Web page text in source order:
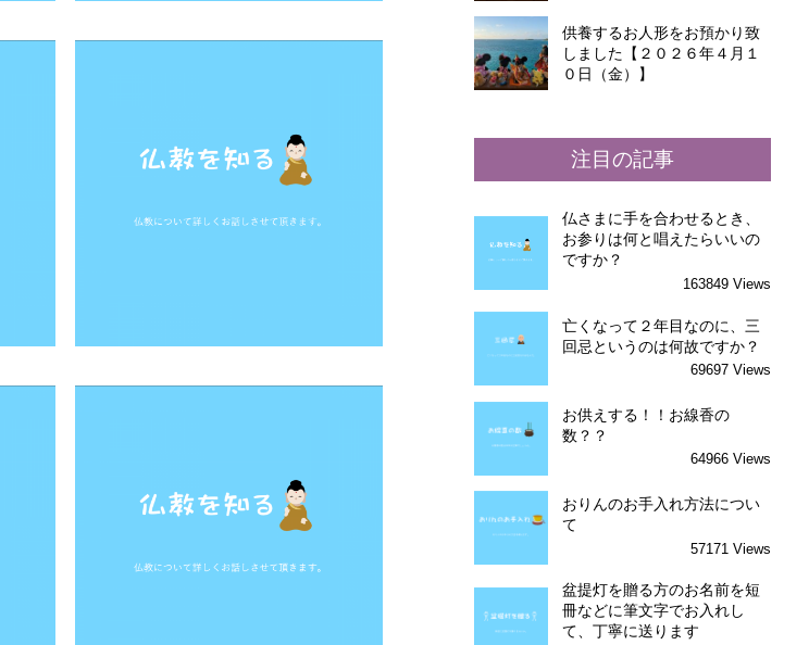
供養するお人形をお預かり致
しました【２０２６年４月１
０日（金）】
注目の記事
仏さまに手を合わせるとき、
お参りは何と唱えたらいいの
ですか？
163849 Views
亡くなって２年目なのに、三
回忌というのは何故ですか？
69697 Views
お供えする！！お線香の
数？？
64966 Views
おりんのお手入れ方法につい
て
57171 Views
盆提灯を贈る方のお名前を短
冊などに筆文字でお入れし
て、丁寧に送ります